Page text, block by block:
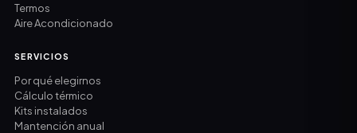
Termos
Aire Acondicionado
SERVICIOS
Por qué elegirnos
Cálculo térmico
Kits instalados
Mantención anual